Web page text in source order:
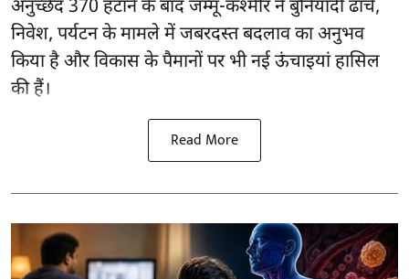
अनुच्छेद 370 हटाने के बादजम्मू-कश्मीर ने बुनियादी ढांचे,
निवेश, पर्यटन के मामले में जबरदस्त बदलाव का अनुभव
किया है और विकास के पैमानों पर भी नई ऊंचाइयां हासिल
की हैं।
Read More